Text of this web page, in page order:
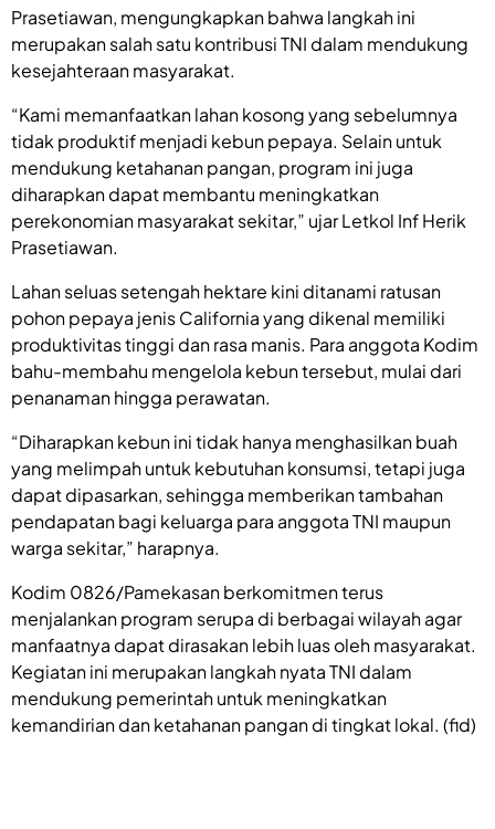
Prasetiawan, mengungkapkan bahwa langkah ini
merupakan salah satu kontribusi TNI dalam mendukung
kesejahteraan masyarakat.
“Kami memanfaatkan lahan kosong yang sebelumnya
tidak produktif menjadi kebun pepaya. Selain untuk
mendukung ketahanan pangan, program ini juga
diharapkan dapat membantu meningkatkan
perekonomian masyarakat sekitar,” ujar Letkol Inf Herik
Prasetiawan.
Lahan seluas setengah hektare kini ditanami ratusan
pohon pepaya jenis California yang dikenal memiliki
produktivitas tinggi dan rasa manis. Para anggota Kodim
bahu-membahu mengelola kebun tersebut, mulai dari
penanaman hingga perawatan.
“Diharapkan kebun ini tidak hanya menghasilkan buah
yang melimpah untuk kebutuhan konsumsi, tetapi juga
dapat dipasarkan, sehingga memberikan tambahan
pendapatan bagi keluarga para anggota TNI maupun
warga sekitar,” harapnya.
Kodim 0826/Pamekasan berkomitmen terus
menjalankan program serupa di berbagai wilayah agar
manfaatnya dapat dirasakan lebih luas oleh masyarakat.
Kegiatan ini merupakan langkah nyata TNI dalam
mendukung pemerintah untuk meningkatkan
kemandirian dan ketahanan pangan di tingkat lokal. (fid)